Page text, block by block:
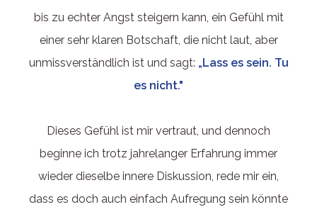
bis zu echter Angst steigern kann, ein Gefühl mit
einer sehr klaren Botschaft, die nicht laut, aber
unmissverständlich ist und sagt: „Lass es sein. Tu
es nicht."
Dieses Gefühl ist mir vertraut, und dennoch
beginne ich trotz jahrelanger Erfahrung immer
wieder dieselbe innere Diskussion, rede mir ein,
dass es doch auch einfach Aufregung sein könnte